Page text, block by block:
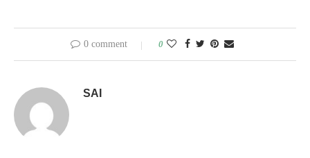
0 comment 0
SAI